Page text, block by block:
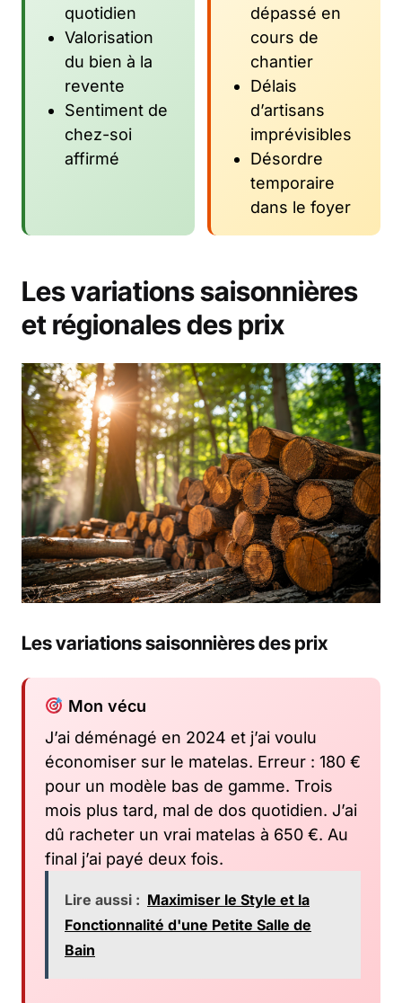
quotidien
Valorisation
du bien à la
revente
Sentiment de
chez-soi
affirmé
dépassé en
cours de
chantier
Délais
d’artisans
imprévisibles
Désordre
temporaire
dans le foyer
Les variations saisonnières
et régionales des prix
Les variations saisonnières des prix
Mon vécu
J’ai déménagé en 2024 et j’ai voulu
économiser sur le matelas. Erreur : 180 €
pour un modèle bas de gamme. Trois
mois plus tard, mal de dos quotidien. J’ai
dû racheter un vrai matelas à 650 €. Au
final j’ai payé deux fois.
Lire aussi : Maximiser le Style et la
Fonctionnalité d'une Petite Salle de
Bain